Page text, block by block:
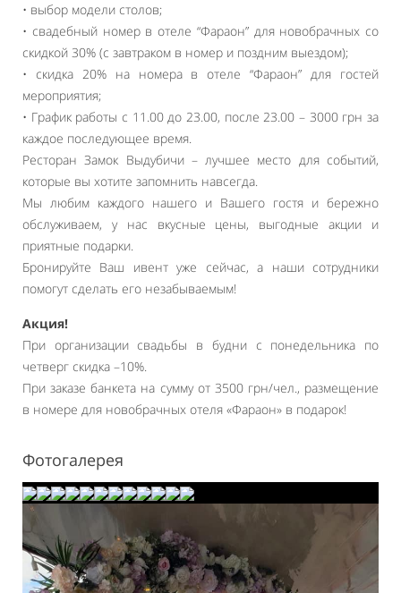
• выбор модели столов;
• свадебный номер в отеле “Фараон” для новобрачных со
скидкой 30% (с завтраком в номер и поздним выездом);
• скидка 20% на номера в отеле “Фараон” для гостей
мероприятия;
• График работы с 11.00 до 23.00, после 23.00 – 3000 грн за
каждое последующее время.
Ресторан Замок Выдубичи – лучшее место для событий,
которые вы хотите запомнить навсегда.
Мы любим каждого нашего и Вашего гостя и бережно
обслуживаем, у нас вкусные цены, выгодные акции и
приятные подарки.
Бронируйте Ваш ивент уже сейчас, а наши сотрудники
помогут сделать его незабываемым!
Акция!
При организации свадьбы в будни с понедельника по
четверг скидка –10%.
При заказе банкета на сумму от 3500 грн/чел., размещение
в номере для новобрачных отеля «Фараон» в подарок!
Фотогалерея